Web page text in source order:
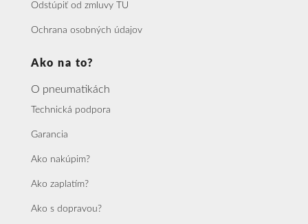
Odstúpiť od zmluvy TU
Ochrana osobných údajov
Ako na to?
O pneumatikách
Technická podpora
Garancia
Ako nakúpim?
Ako zaplatím?
Ako s dopravou?